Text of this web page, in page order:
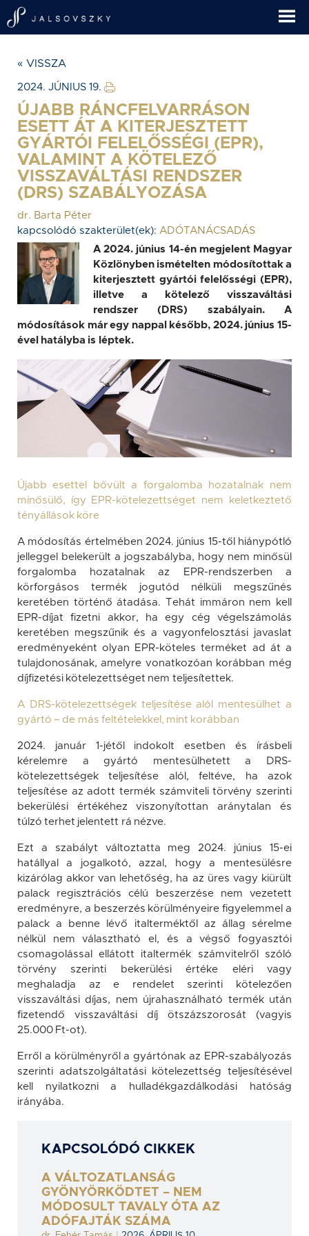
« VISSZA
2024. JÚNIUS 19.
ÚJABB RÁNCFELVARRÁSON
ESETT ÁT A KITERJESZTETT
GYÁRTÓI FELELŐSSÉGI (EPR),
VALAMINT A KÖTELEZŐ
VISSZAVÁLTÁSI RENDSZER
(DRS) SZABÁLYOZÁSA
dr. Barta Péter
kapcsolódó szakterület(ek): ADÓTANÁCSADÁS
A 2024. június 14-én megjelent Magyar
Közlönyben ismételten módosítottak a
kiterjesztett gyártói felelősségi (EPR),
illetve a kötelező visszaváltási
rendszer (DRS) szabályain. A
módosítások már egy nappal később, 2024. június 15-
ével hatályba is léptek.
Újabb esettel bővült a forgalomba hozatalnak nem
minősülő, így EPR-kötelezettséget nem keletkeztető
tényállások köre
A módosítás értelmében 2024. június 15-től hiánypótló
jelleggel belekerült a jogszabályba, hogy nem minősül
forgalomba hozatalnak az EPR-rendszerben a
körforgásos termék jogutód nélküli megszűnés
keretében történő átadása. Tehát immáron nem kell
EPR-díjat fizetni akkor, ha egy cég végelszámolás
keretében megszűnik és a vagyonfelosztási javaslat
eredményeként olyan EPR-köteles terméket ad át a
tulajdonosának, amelyre vonatkozóan korábban még
díjfizetési kötelezettséget nem teljesítettek.
A DRS-kötelezettségek teljesítése alól mentesülhet a
gyártó – de más feltételekkel, mint korábban
2024. január 1-jétől indokolt esetben és írásbeli
kérelemre a gyártó mentesülhetett a DRS-
kötelezettségek teljesítése alól, feltéve, ha azok
teljesítése az adott termék számviteli törvény szerinti
bekerülési értékéhez viszonyítottan aránytalan és
túlzó terhet jelentett rá nézve.
Ezt a szabályt változtatta meg 2024. június 15-ei
hatállyal a jogalkotó, azzal, hogy a mentesülésre
kizárólag akkor van lehetőség, ha az üres vagy kiürült
palack regisztrációs célú beszerzése nem vezetett
eredményre, a beszerzés körülményeire figyelemmel a
palack a benne lévő italterméktől az állag sérelme
nélkül nem választható el, és a végső fogyasztói
csomagolással ellátott italtermék számvitelről szóló
törvény szerinti bekerülési értéke eléri vagy
meghaladja az e rendelet szerinti kötelezően
visszaváltási díjas, nem újrahasználható termék után
fizetendő visszaváltási díj ötszázszorosát (vagyis
25.000 Ft-ot).
Erről a körülményről a gyártónak az EPR-szabályozás
szerinti adatszolgáltatási kötelezettség teljesítésével
kell nyilatkozni a hulladékgazdálkodási hatóság
irányába.
KAPCSOLÓDÓ CIKKEK
A VÁLTOZATLANSÁG
GYÖNYÖRKÖDTET – NEM
MÓDOSULT TAVALY ÓTA AZ
ADÓFAJTÁK SZÁMA